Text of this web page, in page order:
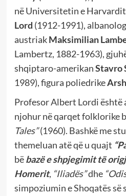
në Universitetin e Harvardit
Lord (1912-1991),
austriak Maksimilian
Lambertz, 1882-1963),
shqiptaro-amerikanStavro
1989),figura poliedrike
Profesor Albert Lordi është
njohur në qarqet folklorike
Tales” (1960). Bashkë me
themeluan atë që u quajt
bë bazë e shpjegimit të
Homerit, “Iliadës”dhe
simpoziumin e Shoqatës së